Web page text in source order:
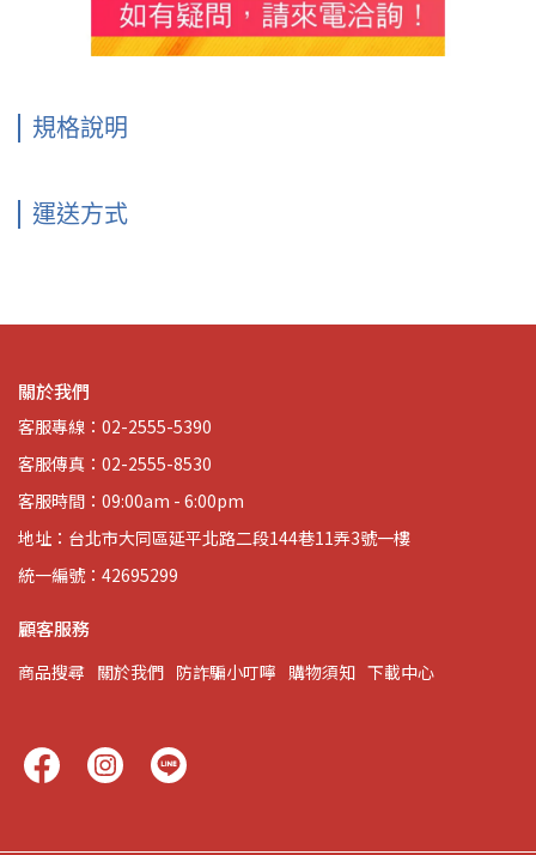
規格說明
運送方式
關於我們
客服專線：02-2555-5390
客服傳真：02-2555-8530
客服時間：09:00am - 6:00pm
地址：台北市大同區延平北路二段144巷11弄3號一樓
統一編號：42695299
顧客服務
商品搜尋 關於我們 防詐騙小叮嚀 購物須知 下載中心